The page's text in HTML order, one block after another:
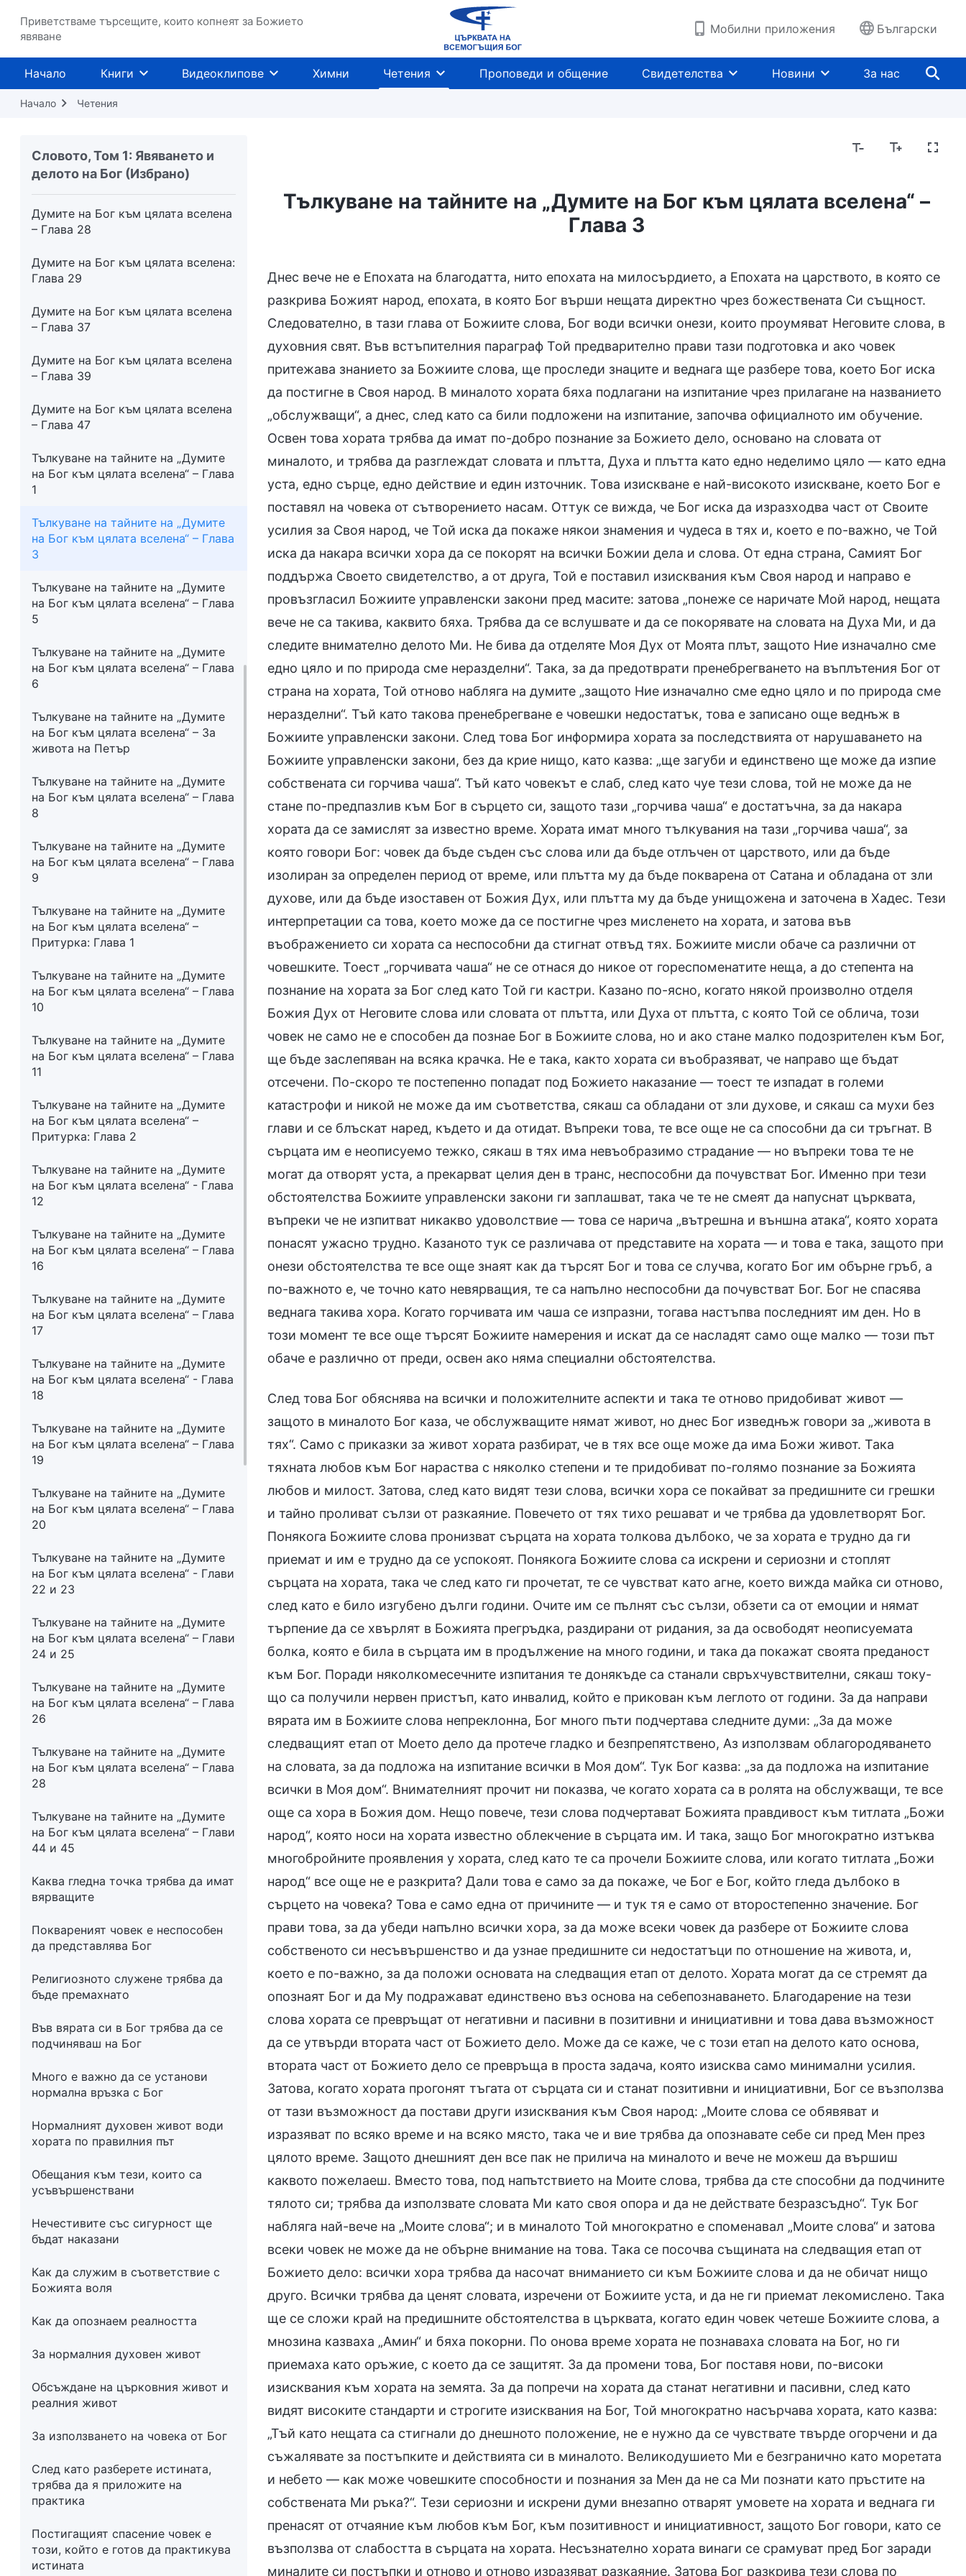
Приветстваме търсещите, които копнеят за Божието
явяване
Мобилни приложения Български
Начало Книги Видеоклипове Химни Четения Проповеди и общение Свидетелства Новини За нас
Начало Четения
Словото, Том 1: Явяването и
делото на Бог (Избрано)
Думите на Бог към цялата вселена
– Глава 22
Думите на Бог към цялата вселена
– Ликувайте, хора!
Думите на Бог към цялата вселена
– Глава 27
Думите на Бог към цялата вселена
– Глава 28
Думите на Бог към цялата вселена:
Глава 29
Думите на Бог към цялата вселена
– Глава 37
Думите на Бог към цялата вселена
– Глава 39
Думите на Бог към цялата вселена
– Глава 47
Тълкуване на тайните на „Думите
на Бог към цялата вселена“ – Глава
1
Тълкуване на тайните на „Думите
на Бог към цялата вселена“ – Глава
3
Тълкуване на тайните на „Думите
на Бог към цялата вселена“ – Глава
5
Тълкуване на тайните на „Думите
на Бог към цялата вселена“ – Глава
6
Тълкуване на тайните на „Думите
на Бог към цялата вселена“ – За
живота на Петър
Тълкуване на тайните на „Думите
на Бог към цялата вселена“ – Глава
8
Тълкуване на тайните на „Думите
на Бог към цялата вселена“ – Глава
9
Тълкуване на тайните на „Думите
на Бог към цялата вселена“ –
Притурка: Глава 1
Тълкуване на тайните на „Думите
на Бог към цялата вселена“ – Глава
10
Тълкуване на тайните на „Думите
на Бог към цялата вселена“ – Глава
11
Тълкуване на тайните на „Думите
на Бог към цялата вселена“ –
Притурка: Глава 2
Тълкуване на тайните на „Думите
на Бог към цялата вселена“ - Глава
12
Тълкуване на тайните на „Думите
на Бог към цялата вселена“ – Глава
16
Тълкуване на тайните на „Думите
на Бог към цялата вселена“ – Глава
17
Тълкуване на тайните на „Думите
на Бог към цялата вселена“ - Глава
18
Тълкуване на тайните на „Думите
на Бог към цялата вселена“ – Глава
19
Тълкуване на тайните на „Думите
на Бог към цялата вселена“ – Глава
20
Тълкуване на тайните на „Думите
на Бог към цялата вселена“ - Глави
22 и 23
Тълкуване на тайните на „Думите
на Бог към цялата вселена“ – Глави
24 и 25
Тълкуване на тайните на „Думите
на Бог към цялата вселена“ – Глава
26
Тълкуване на тайните на „Думите
на Бог към цялата вселена“ – Глава
28
Тълкуване на тайните на „Думите
на Бог към цялата вселена“ – Глави
44 и 45
Каква гледна точка трябва да имат
вярващите
Поквареният човек е неспособен
да представлява Бог
Религиозното служене трябва да
бъде премахнато
Във вярата си в Бог трябва да се
подчиняваш на Бог
Много е важно да се установи
нормална връзка с Бог
Нормалният духовен живот води
хората по правилния път
Обещания към тези, които са
усъвършенствани
Нечестивите със сигурност ще
бъдат наказани
Как да служим в съответствие с
Божията воля
Как да опознаем реалността
За нормалния духовен живот
Обсъждане на църковния живот и
реалния живот
За използването на човека от Бог
След като разберете истината,
трябва да я приложите на
практика
Постигащият спасение човек е
този, който е готов да практикува
истината
Тълкуване на тайните на „Думите на Бог към цялата вселена“ –
Глава 3
Днес вече не е Епохата на благодатта, нито епохата на милосърдието, а Епохата на царството, в която се
разкрива Божият народ, епохата, в която Бог върши нещата директно чрез божествената Си същност.
Следователно, в тази глава от Божиите слова, Бог води всички онези, които проумяват Неговите слова, в
духовния свят. Във встъпителния параграф Той предварително прави тази подготовка и ако човек
притежава знанието за Божиите слова, ще проследи знаците и веднага ще разбере това, което Бог иска
да постигне в Своя народ. В миналото хората бяха подлагани на изпитание чрез прилагане на названието
„обслужващи“, а днес, след като са били подложени на изпитание, започва официалното им обучение.
Освен това хората трябва да имат по-добро познание за Божието дело, основано на словата от
миналото, и трябва да разглеждат словата и плътта, Духа и плътта като едно неделимо цяло — като една
уста, едно сърце, едно действие и един източник. Това изискване е най-високото изискване, което Бог е
поставял на човека от сътворението насам. Оттук се вижда, че Бог иска да изразходва част от Своите
усилия за Своя народ, че Той иска да покаже някои знамения и чудеса в тях и, което е по-важно, че Той
иска да накара всички хора да се покорят на всички Божии дела и слова. От една страна, Самият Бог
поддържа Своето свидетелство, а от друга, Той е поставил изисквания към Своя народ и направо е
провъзгласил Божиите управленски закони пред масите: затова „понеже се наричате Мой народ, нещата
вече не са такива, каквито бяха. Трябва да се вслушвате и да се покорявате на словата на Духа Ми, и да
следите внимателно делото Ми. Не бива да отделяте Моя Дух от Моята плът, защото Ние изначално сме
едно цяло и по природа сме неразделни“. Така, за да предотврати пренебрегването на въплътения Бог от
страна на хората, Той отново набляга на думите „защото Ние изначално сме едно цяло и по природа сме
неразделни“. Тъй като такова пренебрегване е човешки недостатък, това е записано още веднъж в
Божиите управленски закони. След това Бог информира хората за последствията от нарушаването на
Божиите управленски закони, без да крие нищо, като казва: „ще загуби и единствено ще може да изпие
собствената си горчива чаша“. Тъй като човекът е слаб, след като чуе тези слова, той не може да не
стане по-предпазлив към Бог в сърцето си, защото тази „горчива чаша“ е достатъчна, за да накара
хората да се замислят за известно време. Хората имат много тълкувания на тази „горчива чаша“, за
която говори Бог: човек да бъде съден със слова или да бъде отлъчен от царството, или да бъде
изолиран за определен период от време, или плътта му да бъде покварена от Сатана и обладана от зли
духове, или да бъде изоставен от Божия Дух, или плътта му да бъде унищожена и заточена в Хадес. Тези
интерпретации са това, което може да се постигне чрез мисленето на хората, и затова във
въображението си хората са неспособни да стигнат отвъд тях. Божиите мисли обаче са различни от
човешките. Тоест „горчивата чаша“ не се отнася до никое от гореспоменатите неща, а до степента на
познание на хората за Бог след като Той ги кастри. Казано по-ясно, когато някой произволно отделя
Божия Дух от Неговите слова или словата от плътта, или Духа от плътта, с която Той се облича, този
човек не само не е способен да познае Бог в Божиите слова, но и ако стане малко подозрителен към Бог,
ще бъде заслепяван на всяка крачка. Не е така, както хората си въобразяват, че направо ще бъдат
отсечени. По-скоро те постепенно попадат под Божието наказание — тоест те изпадат в големи
катастрофи и никой не може да им съответства, сякаш са обладани от зли духове, и сякаш са мухи без
глави и се блъскат наред, където и да отидат. Въпреки това, те все още не са способни да си тръгнат. В
сърцата им е неописуемо тежко, сякаш в тях има невъобразимо страдание — но въпреки това те не
могат да отворят уста, а прекарват целия ден в транс, неспособни да почувстват Бог. Именно при тези
обстоятелства Божиите управленски закони ги заплашват, така че те не смеят да напуснат църквата,
въпреки че не изпитват никакво удоволствие — това се нарича „вътрешна и външна атака“, която хората
понасят ужасно трудно. Казаното тук се различава от представите на хората — и това е така, защото при
онези обстоятелства те все още знаят как да търсят Бог и това се случва, когато Бог им обърне гръб, а
по-важното е, че точно като невярващия, те са напълно неспособни да почувстват Бог. Бог не спасява
веднага такива хора. Когато горчивата им чаша се изпразни, тогава настъпва последният им ден. Но в
този момент те все още търсят Божиите намерения и искат да се насладят само още малко — този път
обаче е различно от преди, освен ако няма специални обстоятелства.
След това Бог обяснява на всички и положителните аспекти и така те отново придобиват живот —
защото в миналото Бог каза, че обслужващите нямат живот, но днес Бог изведнъж говори за „живота в
тях“. Само с приказки за живот хората разбират, че в тях все още може да има Божи живот. Така
тяхната любов към Бог нараства с няколко степени и те придобиват по-голямо познание за Божията
любов и милост. Затова, след като видят тези слова, всички хора се покайват за предишните си грешки
и тайно проливат сълзи от разкаяние. Повечето от тях тихо решават и че трябва да удовлетворят Бог.
Понякога Божиите слова пронизват сърцата на хората толкова дълбоко, че за хората е трудно да ги
приемат и им е трудно да се успокоят. Понякога Божиите слова са искрени и сериозни и стоплят
сърцата на хората, така че след като ги прочетат, те се чувстват като агне, което вижда майка си отново,
след като е било изгубено дълги години. Очите им се пълнят със сълзи, обзети са от емоции и нямат
търпение да се хвърлят в Божията прегръдка, раздирани от ридания, за да освободят неописуемата
болка, която е била в сърцата им в продължение на много години, и така да покажат своята преданост
към Бог. Поради няколкомесечните изпитания те донякъде са станали свръхчувствителни, сякаш току-
що са получили нервен пристъп, като инвалид, който е прикован към леглото от години. За да направи
вярата им в Божиите слова непреклонна, Бог много пъти подчертава следните думи: „За да може
следващият етап от Моето дело да протече гладко и безпрепятствено, Аз използвам облагородяването
на словата, за да подложа на изпитание всички в Моя дом“. Тук Бог казва: „за да подложа на изпитание
всички в Моя дом“. Внимателният прочит ни показва, че когато хората са в ролята на обслужващи, те все
още са хора в Божия дом. Нещо повече, тези слова подчертават Божията правдивост към титлата „Божи
народ“, която носи на хората известно облекчение в сърцата им. И така, защо Бог многократно изтъква
многобройните проявления у хората, след като те са прочели Божиите слова, или когато титлата „Божи
народ“ все още не е разкрита? Дали това е само за да покаже, че Бог е Бог, който гледа дълбоко в
сърцето на човека? Това е само една от причините — и тук тя е само от второстепенно значение. Бог
прави това, за да убеди напълно всички хора, за да може всеки човек да разбере от Божиите слова
собственото си несъвършенство и да узнае предишните си недостатъци по отношение на живота, и,
което е по-важно, за да положи основата на следващия етап от делото. Хората могат да се стремят да
опознаят Бог и да Му подражават единствено въз основа на себепознаването. Благодарение на тези
слова хората се превръщат от негативни и пасивни в позитивни и инициативни и това дава възможност
да се утвърди втората част от Божието дело. Може да се каже, че с този етап на делото като основа,
втората част от Божието дело се превръща в проста задача, която изисква само минимални усилия.
Затова, когато хората прогонят тъгата от сърцата си и станат позитивни и инициативни, Бог се възползва
от тази възможност да постави други изисквания към Своя народ: „Моите слова се обявяват и
изразяват по всяко време и на всяко място, така че и вие трябва да опознавате себе си пред Мен през
цялото време. Защото днешният ден все пак не прилича на миналото и вече не можеш да вършиш
каквото пожелаеш. Вместо това, под напътствието на Моите слова, трябва да сте способни да подчините
тялото си; трябва да използвате словата Ми като своя опора и да не действате безразсъдно“. Тук Бог
набляга най-вече на „Моите слова“; и в миналото Той многократно е споменавал „Моите слова“ и затова
всеки човек не може да не обърне внимание на това. Така се посочва същината на следващия етап от
Божието дело: всички хора трябва да насочат вниманието си към Божиите слова и да не обичат нищо
друго. Всички трябва да ценят словата, изречени от Божиите уста, и да не ги приемат лекомислено. Така
ще се сложи край на предишните обстоятелства в църквата, когато един човек четеше Божиите слова, а
мнозина казваха „Амин“ и бяха покорни. По онова време хората не познаваха словата на Бог, но ги
приемаха като оръжие, с което да се защитят. За да промени това, Бог поставя нови, по-високи
изисквания към хората на земята. За да попречи на хората да станат негативни и пасивни, след като
видят високите стандарти и строгите изисквания на Бог, Той многократно насърчава хората, като казва:
„Тъй като нещата са стигнали до днешното положение, не е нужно да се чувствате твърде огорчени и да
съжалявате за постъпките и действията си в миналото. Великодушието Ми е безгранично като моретата
и небето — как може човешките способности и познания за Мен да не са Ми познати като пръстите на
собствената Ми ръка?“. Тези сериозни и искрени думи внезапно отварят умовете на хората и веднага ги
пренасят от отчаяние към любов към Бог, към позитивност и инициативност, защото Бог говори, като се
възползва от слабостта в сърцата на хората. Несъзнателно хората винаги се срамуват пред Бог заради
миналите си постъпки и отново и отново изразяват разкаяние. Затова Бог разкрива тези слова по